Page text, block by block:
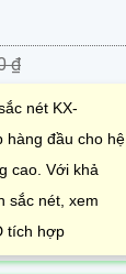
₫
nét KX-
hàng đầu cho hệ
cao. Với khả
sắc nét, xem
tích hợp